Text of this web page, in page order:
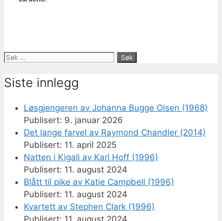
Søk
Siste innlegg
Løsgjengeren av Johanna Bugge Olsen (1968)
9. januar 2026
Det lange farvel av Raymond Chandler (2014)
11. april 2025
Natten i Kigali av Karl Hoff (1996)
11. august 2024
Blått til pike av Katie Campbell (1996)
11. august 2024
Kvartett av Stephen Clark (1996)